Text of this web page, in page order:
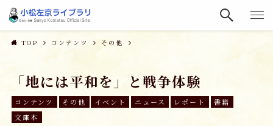
TOP コンテンツ その他
「地には平和を」と戦争体験
コンテンツ その他 イベント ニュース レポート
書籍
文庫本